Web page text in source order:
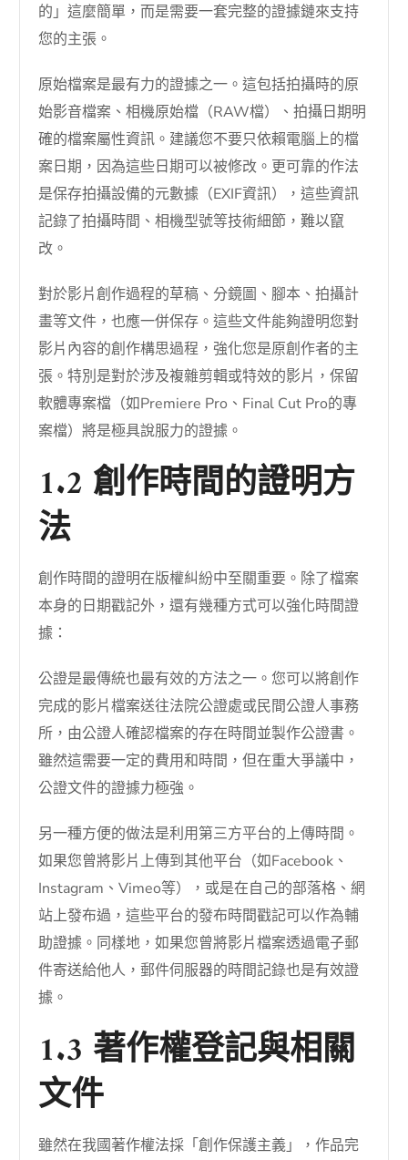
的」這麼簡單，而是需要一套完整的證據鏈來支持
您的主張。
原始檔案是最有力的證據之一。這包括拍攝時的原
始影音檔案、相機原始檔（RAW檔）、拍攝日期明
確的檔案屬性資訊。建議您不要只依賴電腦上的檔
案日期，因為這些日期可以被修改。更可靠的作法
是保存拍攝設備的元數據（EXIF資訊），這些資訊
記錄了拍攝時間、相機型號等技術細節，難以竄
改。
對於影片創作過程的草稿、分鏡圖、腳本、拍攝計
畫等文件，也應一併保存。這些文件能夠證明您對
影片內容的創作構思過程，強化您是原創作者的主
張。特別是對於涉及複雜剪輯或特效的影片，保留
軟體專案檔（如Premiere Pro、Final Cut Pro的專
案檔）將是極具說服力的證據。
1.2 創作時間的證明方
法
創作時間的證明在版權糾紛中至關重要。除了檔案
本身的日期戳記外，還有幾種方式可以強化時間證
據：
公證是最傳統也最有效的方法之一。您可以將創作
完成的影片檔案送往法院公證處或民間公證人事務
所，由公證人確認檔案的存在時間並製作公證書。
雖然這需要一定的費用和時間，但在重大爭議中，
公證文件的證據力極強。
另一種方便的做法是利用第三方平台的上傳時間。
如果您曾將影片上傳到其他平台（如Facebook、
Instagram、Vimeo等），或是在自己的部落格、網
站上發布過，這些平台的發布時間戳記可以作為輔
助證據。同樣地，如果您曾將影片檔案透過電子郵
件寄送給他人，郵件伺服器的時間記錄也是有效證
據。
1.3 著作權登記與相關
文件
雖然在我國著作權法採「創作保護主義」，作品完